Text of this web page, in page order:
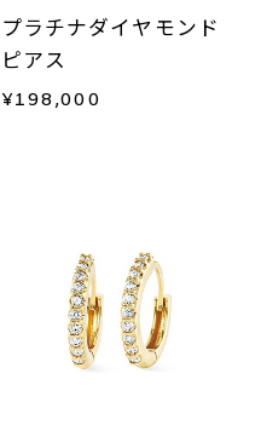
プラチナダイヤモンド
ピアス
¥198,000